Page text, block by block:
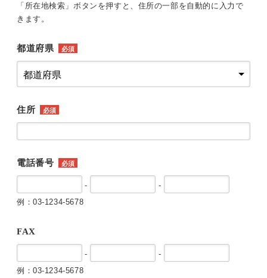
「所在地検索」ボタンを押すと、住所の一部を自動的に入力で
きます。
都道府県 必須
住所 必須
電話番号 必須
-
-
例：03-1234-5678
FAX
-
-
例：03-1234-5678